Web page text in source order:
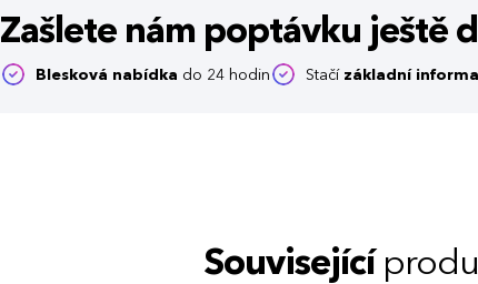
Zašlete nám poptávku ještě
Blesková nabídka do 24 hodin Stačí základní
Související